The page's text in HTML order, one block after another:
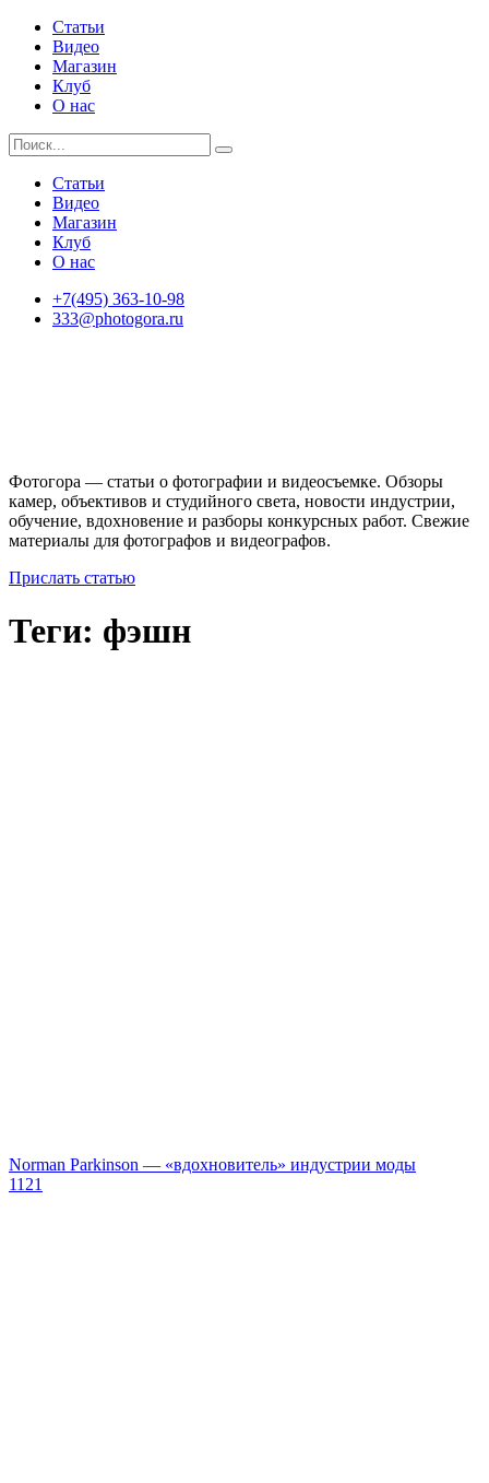
Статьи
Видео
Магазин
Клуб
О нас
Статьи
Видео
Магазин
Клуб
О нас
+7(495) 363-10-98
333@photogora.ru
Фотогора — статьи о фотографии и видеосъемке. Обзоры
камер, объективов и студийного света, новости индустрии,
обучение, вдохновение и разборы конкурсных работ. Свежие
материалы для фотографов и видеографов.
Прислать статью
Теги: фэшн
Norman Parkinson — «вдохновитель» индустрии моды
1121